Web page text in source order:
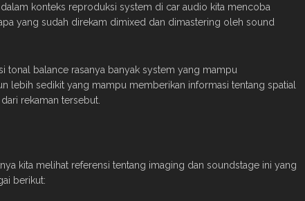
konteks reproduksi system di car audio kita mencoba
yang sudah direkam dimixed dan dimastering oleh sound
tonal balance rasanya banyak system yang mampu
lebih sedikit yang mampu memberikan informasi tentang spatial
rekaman tersebut.
kita melihat referensi tentang imaging dan soundstage ini yang
berikut: